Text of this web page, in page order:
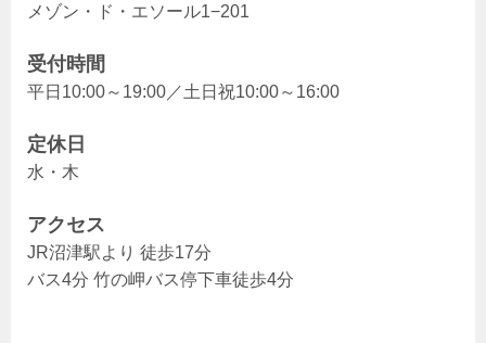
メゾン・ド・エソール1−201
受付時間
平日10:00～19:00／土日祝10:00～16:00
定休日
水・木
アクセス
JR沼津駅より 徒歩17分
バス4分 竹の岬バス停下車徒歩4分